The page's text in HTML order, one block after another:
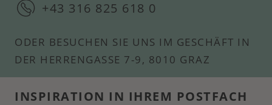
+43 316 825 618 0
ODER BESUCHEN SIE UNS IM GESCHÄFT IN
DER HERRENGASSE 7-9, 8010 GRAZ
INSPIRATION IN IHREM POSTFACH